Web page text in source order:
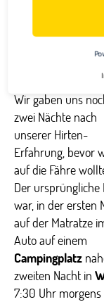
Runden
Wir gaben uns
zwei Nächte nach
unserer Hirten-
Erfahrung, bevor
auf die Fähre
Der ursprüngliche
war, in der ersten
auf der Matratze
Auto auf einem
Campingplatz
zweiten Nacht in
7:30 Uhr